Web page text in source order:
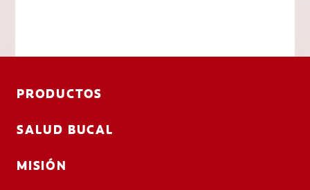
PRODUCTOS
SALUD BUCAL
MISIÓN